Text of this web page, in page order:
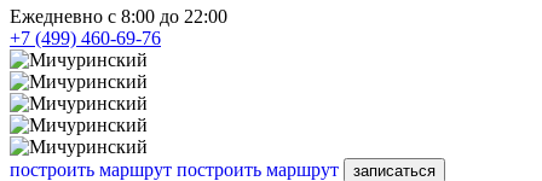
Ежедневно с 8:00 до 22:00
+7 (499) 460-69-76
построить маршрут построить маршрут записаться